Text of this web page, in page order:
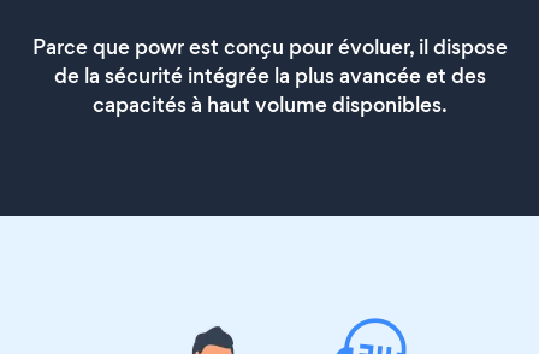
Parce que powr est conçu pour évoluer, il dispose
de la sécurité intégrée la plus avancée et des
capacités à haut volume disponibles.